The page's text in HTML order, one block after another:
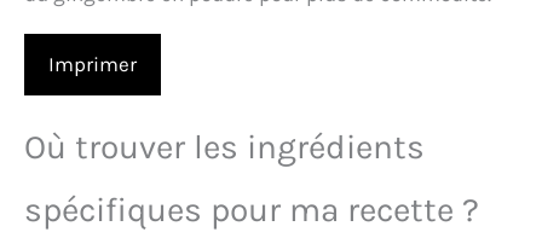
Imprimer
Où trouver les ingrédients
spécifiques pour ma recette ?